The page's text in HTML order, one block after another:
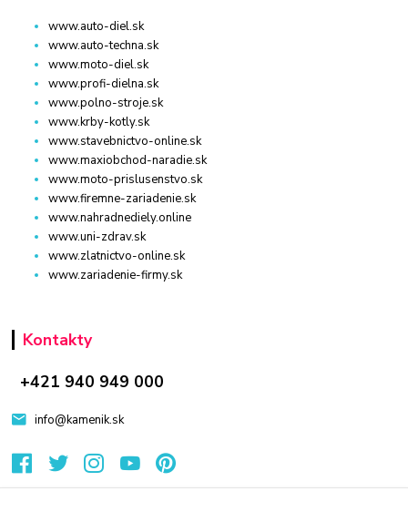
www.auto-diel.sk
www.auto-techna.sk
www.moto-diel.sk
www.profi-dielna.sk
www.polno-stroje.sk
www.krby-kotly.sk
www.stavebnictvo-online.sk
www.maxiobchod-naradie.sk
www.moto-prislusenstvo.sk
www.firemne-zariadenie.sk
www.nahradnediely.online
www.uni-zdrav.sk
www.zlatnictvo-online.sk
www.zariadenie-firmy.sk
Kontakty
+421 940 949 000
info@kamenik.sk